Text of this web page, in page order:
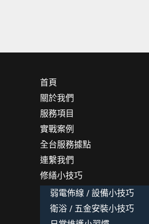
首頁
關於我們
服務項目
實戰案例
全台服務據點
連繫我們
修繕小技巧
弱電佈線 / 設備小技巧
衛浴 / 五金安裝小技巧